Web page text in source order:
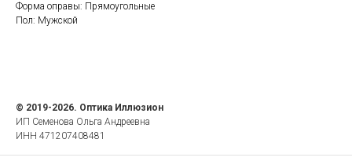
Форма оправы: Прямоугольные
Пол: Мужской
© 2019-2026. Оптика Иллюзион
ИП Семенова Ольга Андреевна
ИНН 471207408481